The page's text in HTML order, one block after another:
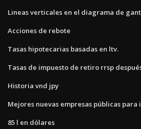
Lineas verticales en el diagrama de
Acciones de rebote
Tasas hipotecarias basadas en ltv.
Tasas de impuesto de retiro rrsp
Historia vnd jpy
Mejores nuevas empresas públicas
85 l en dólares